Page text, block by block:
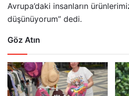
Avrupa’daki insanların
düşünüyorum” dedi.
Göz Atın